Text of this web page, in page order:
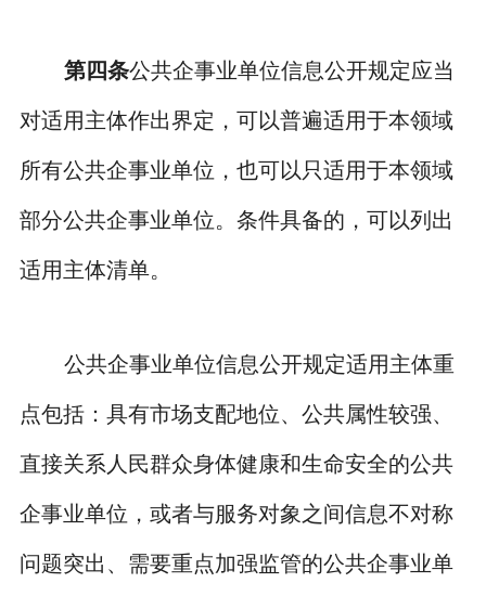
第四条公共企事业单位信息公开规定应当
对适用主体作出界定，可以普遍适用于本领域
所有公共企事业单位，也可以只适用于本领域
部分公共企事业单位。条件具备的，可以列出
适用主体清单。
公共企事业单位信息公开规定适用主体重
点包括：具有市场支配地位、公共属性较强、
直接关系人民群众身体健康和生命安全的公共
企事业单位，或者与服务对象之间信息不对称
问题突出、需要重点加强监管的公共企事业单